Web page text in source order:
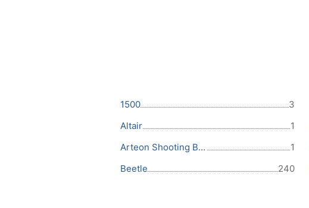
1500 3
Altair
1
Arteon Shooting Brake
1
Beetle
240